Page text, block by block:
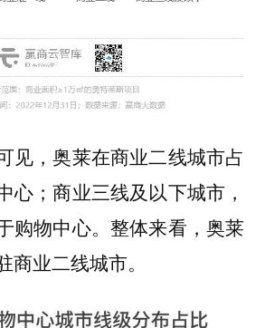
见，奥莱在商业二线城市占
心；商业三线及以下城市，
购物中心。整体来看，奥莱
业二线城市。